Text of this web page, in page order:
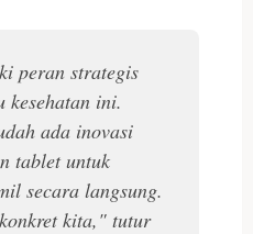
peran strategis
kesehatan ini.
ada inovasi
tablet untuk
secara langsung.
kita," tutur